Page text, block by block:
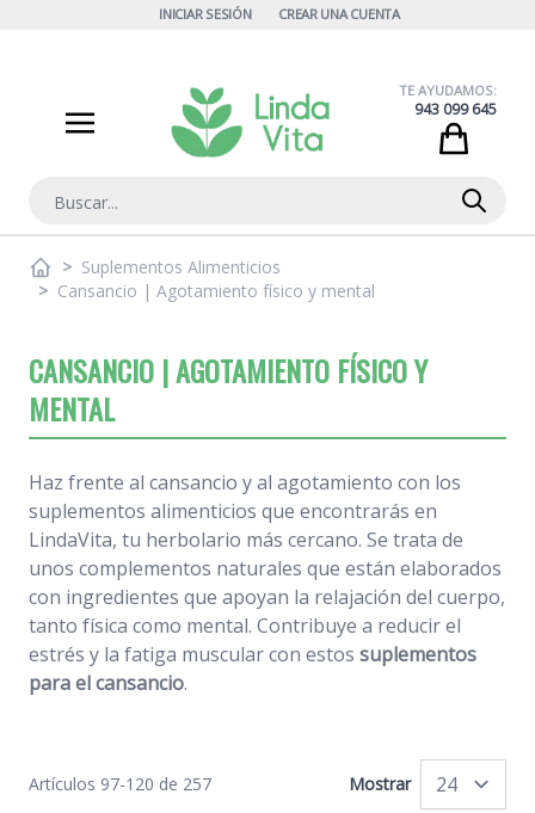
INICIAR SESIÓN CREAR UNA CUENTA
Buscar
TE AYUDAMOS:
943 099 645
> Suplementos Alimenticios
> Cansancio | Agotamiento físico y mental
CANSANCIO | AGOTAMIENTO FÍSICO Y
MENTAL
Haz frente al cansancio y al agotamiento con los
suplementos alimenticios que encontrarás en
LindaVita, tu herbolario más cercano. Se trata de
unos complementos naturales que están elaborados
con ingredientes que apoyan la relajación del cuerpo,
tanto física como mental. Contribuye a reducir el
estrés y la fatiga muscular con estos suplementos
para el cansancio.
Artículos 97-120 de 257 Mostrar